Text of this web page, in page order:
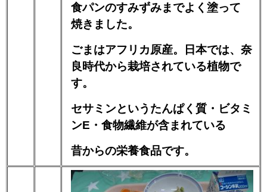
食パンのすみずみまでよく塗って
焼きました。
ごまはアフリカ原産。日本では、奈
良時代から栽培されている植物で
す。
セサミンというたんぱく質・ビタミ
ンE・食物繊維が含まれている
昔からの栄養食品です。